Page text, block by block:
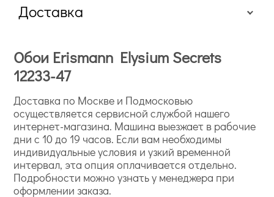
Доставка
Обои Erismann Elysium Secrets
12233-47
Доставка по Москве и Подмосковью
осуществляется сервисной службой нашего
интернет-магазина. Машина выезжает в рабочие
дни с 10 до 19 часов. Если вам необходимы
индивидуальные условия и узкий временной
интервал, эта опция оплачивается отдельно.
Подробности можно узнать у менеджера при
оформлении заказа.